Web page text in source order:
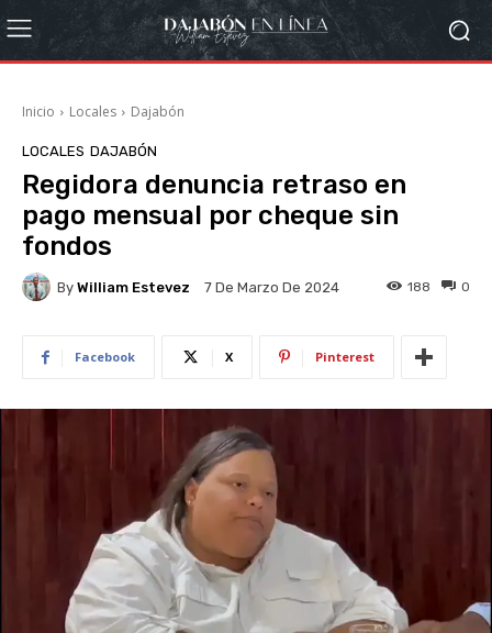
Inicio Locales Dajabón
LOCALES DAJABÓN
Regidora denuncia retraso en
pago mensual por cheque sin
fondos
By William Estevez 7 De Marzo De 2024 0
188
Facebook X Pinterest